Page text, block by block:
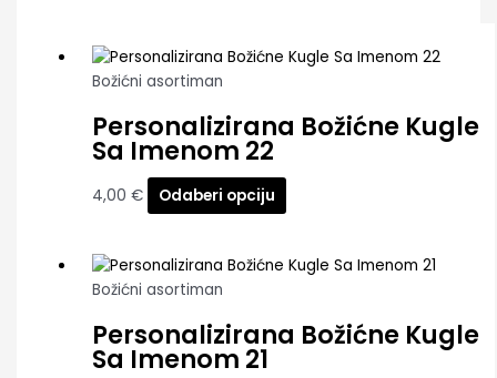
Božićni asortiman
Personalizirana Božićne Kugle
Sa Imenom 22
4,00 € Odaberi opciju
Božićni asortiman
Personalizirana Božićne Kugle
Sa Imenom 21